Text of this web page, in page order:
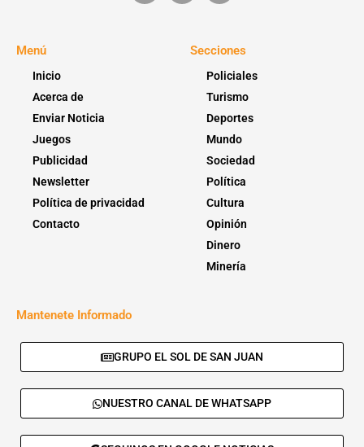
Menú
Inicio
Acerca de
Enviar Noticia
Juegos
Publicidad
Newsletter
Política de privacidad
Contacto
Secciones
Policiales
Turismo
Deportes
Mundo
Sociedad
Política
Cultura
Opinión
Dinero
Minería
Mantenete Informado
GRUPO EL SOL DE SAN JUAN
NUESTRO CANAL DE WHATSAPP